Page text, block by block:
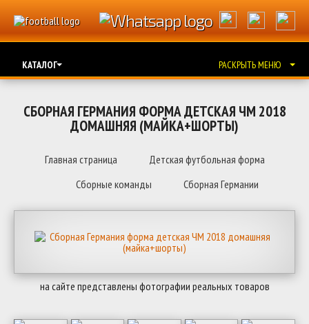
КАТАЛОГ РАСКРЫТЬ МЕНЮ
СБОРНАЯ ГЕРМАНИЯ ФОРМА ДЕТСКАЯ ЧМ 2018
ДОМАШНЯЯ (МАЙКА+ШОРТЫ)
Главная страница
Детская футбольная форма
Сборные команды
Сборная Германии
на сайте представлены фотографии реальных товаров